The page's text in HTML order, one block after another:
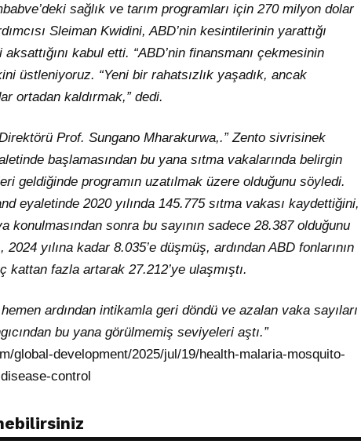
sağlık ve tarım programları için 270 milyon dolar
Sleiman Kwidini, ABD’nin kesintilerinin yarattığı
kabul etti. “ABD’nin finansmanı çekmesinin
üstleniyoruz. “Yeni bir rahatsızlık yaşadık, ancak
ortadan kaldırmak,” dedi.
Prof. Sungano Mharakurwa,.” Zento sivrisinek
başlamasından bu yana sıtma vakalarında belirgin
geldiğinde programın uzatılmak üzere olduğunu söyledi.
eyaletinde 2020 yılında 145.775 sıtma vakası kaydettiğini,
konulmasından sonra bu sayının sadece 28.387 olduğunu
yılına kadar 8.035’e düşmüş, ardından ABD fonlarının
fazla artarak 27.212’ye ulaşmıştı.
ardından intikamla geri döndü ve azalan vaka sayıları
bu yana görülmemiş seviyeleri aştı.”
global-development/2025/jul/19/health-malaria-mosquito-
control